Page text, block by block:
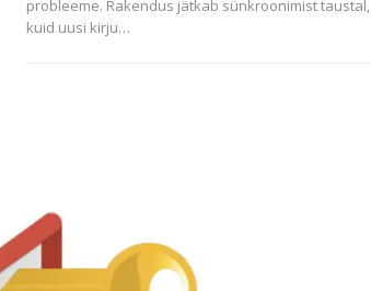
probleeme. Rakendus jätkab sünkroonimist taustal,
kuid uusi kirju…